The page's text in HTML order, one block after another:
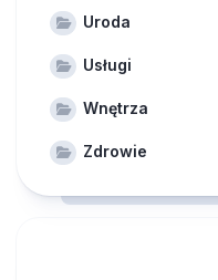
Uroda
Usługi
Wnętrza
Zdrowie